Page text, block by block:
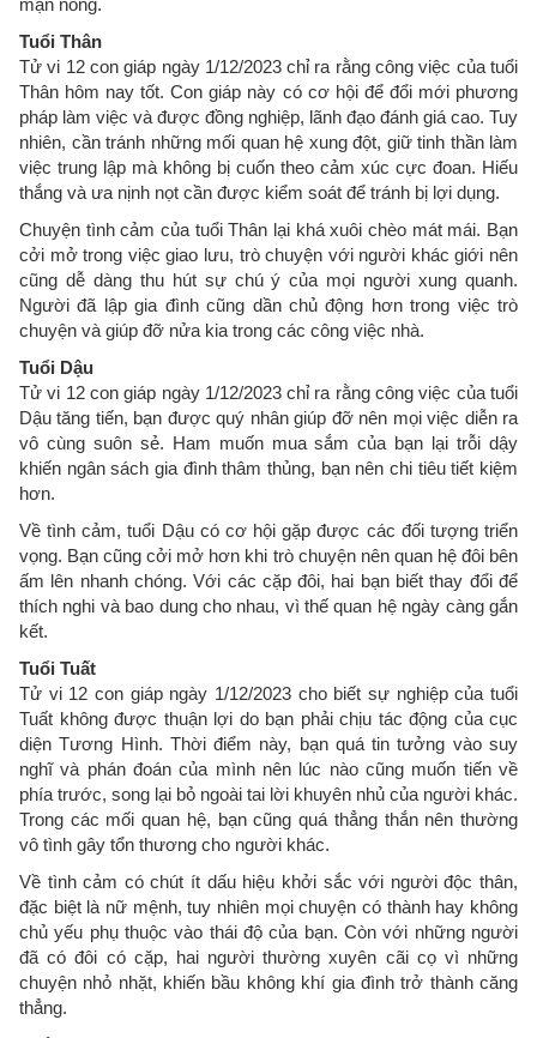
mặn nồng.
Tuổi Thân
Tử vi 12 con giáp ngày 1/12/2023 chỉ ra rằng công việc của tuổi
Thân hôm nay tốt. Con giáp này có cơ hội để đổi mới phương
pháp làm việc và được đồng nghiệp, lãnh đạo đánh giá cao. Tuy
nhiên, cần tránh những mối quan hệ xung đột, giữ tinh thần làm
việc trung lập mà không bị cuốn theo cảm xúc cực đoan. Hiếu
thắng và ưa nịnh nọt cần được kiểm soát để tránh bị lợi dụng.
Chuyện tình cảm của tuổi Thân lại khá xuôi chèo mát mái. Bạn
cởi mở trong việc giao lưu, trò chuyện với người khác giới nên
cũng dễ dàng thu hút sự chú ý của mọi người xung quanh.
Người đã lập gia đình cũng dần chủ động hơn trong việc trò
chuyện và giúp đỡ nửa kia trong các công việc nhà.
Tuổi Dậu
Tử vi 12 con giáp ngày 1/12/2023 chỉ ra rằng công việc của tuổi
Dậu tăng tiến, bạn được quý nhân giúp đỡ nên mọi việc diễn ra
vô cùng suôn sẻ. Ham muốn mua sắm của bạn lại trỗi dậy
khiến ngân sách gia đình thâm thủng, bạn nên chi tiêu tiết kiệm
hơn.
Về tình cảm, tuổi Dậu có cơ hội gặp được các đối tượng triển
vọng. Bạn cũng cởi mở hơn khi trò chuyện nên quan hệ đôi bên
ấm lên nhanh chóng. Với các cặp đôi, hai bạn biết thay đổi để
thích nghi và bao dung cho nhau, vì thế quan hệ ngày càng gắn
kết.
Tuổi Tuất
Tử vi 12 con giáp ngày 1/12/2023 cho biết sự nghiệp của tuổi
Tuất không được thuận lợi do bạn phải chịu tác động của cục
diện Tương Hình. Thời điểm này, bạn quá tin tưởng vào suy
nghĩ và phán đoán của mình nên lúc nào cũng muốn tiến về
phía trước, song lại bỏ ngoài tai lời khuyên nhủ của người khác.
Trong các mối quan hệ, bạn cũng quá thẳng thắn nên thường
vô tình gây tổn thương cho người khác.
Về tình cảm có chút ít dấu hiệu khởi sắc với người độc thân,
đặc biệt là nữ mệnh, tuy nhiên mọi chuyện có thành hay không
chủ yếu phụ thuộc vào thái độ của bạn. Còn với những người
đã có đôi có cặp, hai người thường xuyên cãi cọ vì những
chuyện nhỏ nhặt, khiến bầu không khí gia đình trở thành căng
thẳng.